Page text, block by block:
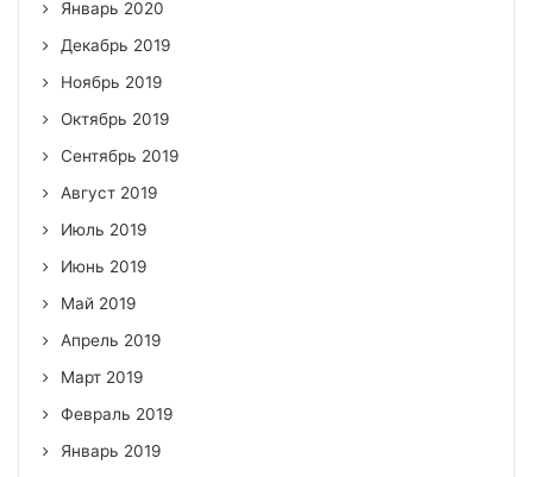
Январь 2020
Декабрь 2019
Ноябрь 2019
Октябрь 2019
Сентябрь 2019
Август 2019
Июль 2019
Июнь 2019
Май 2019
Апрель 2019
Март 2019
Февраль 2019
Январь 2019